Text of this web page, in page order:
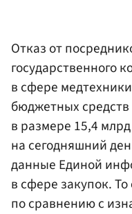
Отказ от
государственного
в сфере
бюджетных
в размере 15,4
на сегодняшний
данные Единой
в сфере закупок.
по сравнению с